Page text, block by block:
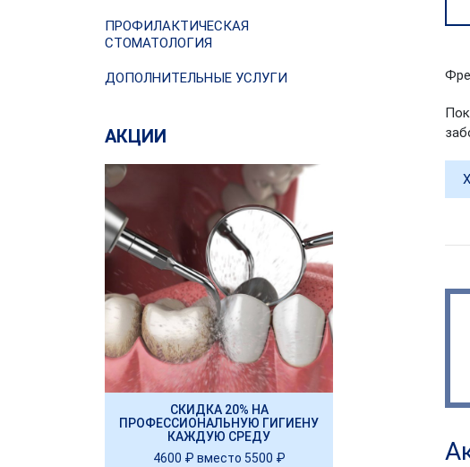
ПРОФИЛАКТИЧЕСКАЯ
СТОМАТОЛОГИЯ
ДОПОЛНИТЕЛЬНЫЕ УСЛУГИ
АКЦИИ
СКИДКА 20% НА
ПРОФЕССИОНАЛЬНУЮ ГИГИЕНУ
КАЖДУЮ СРЕДУ
4600 ₽ вместо 5500 ₽